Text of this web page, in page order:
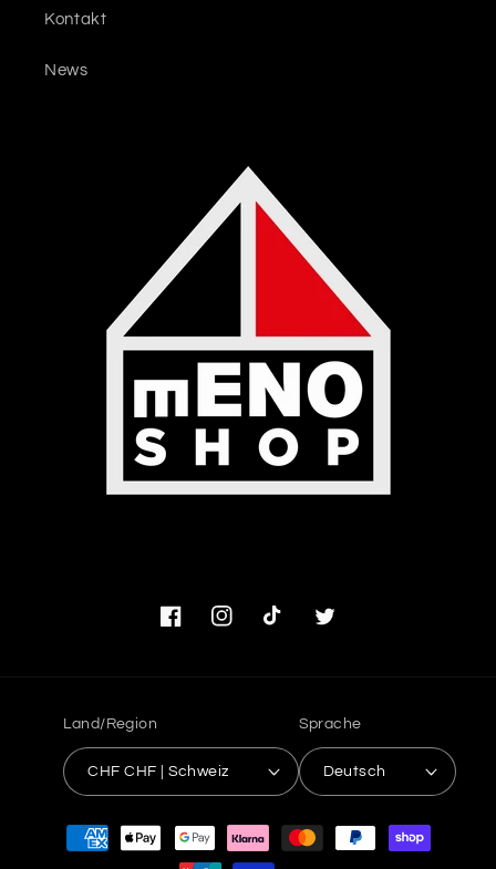
Kontakt
News
FacebookInstagramTikTok Twitter
Land/Region
CHF CHF | Schweiz
Sprache
Deutsch
Zahlungsmethoden